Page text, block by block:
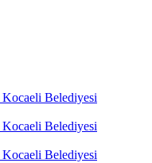
Kocaeli Belediyesi
Kocaeli Belediyesi
Kocaeli Belediyesi